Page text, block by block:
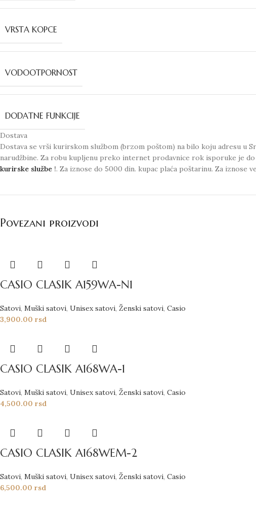
VRSTA KOPCE
VODOOTPORNOST
DODATNE FUNKCIJE
Dostava
Dostava se vrši kurirskom službom (brzom poštom) na bilo koju adresu u
narudžbine. Za robu kupljenu preko internet prodavnice rok isporuke je do
kurirske službe !. Za iznose do 5000 din. kupac plaća poštarinu. Za iznose
Povezani proizvodi
CASIO CLASIK A159WA-N1
Satovi, Muški satovi, Unisex satovi, Ženski satovi, Casio
3,900.00 rsd
CASIO CLASIK A168WA-1
Satovi, Muški satovi, Unisex satovi, Ženski satovi, Casio
4,500.00 rsd
CASIO CLASIK A168WEM-2
Satovi, Muški satovi, Unisex satovi, Ženski satovi, Casio
6,500.00 rsd